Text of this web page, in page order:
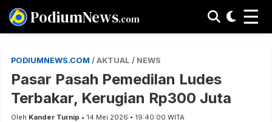
PodiumNews.com ☰
PODIUMNEWS.COM / AKTUAL / NEWS
Pasar Pasah Pemedilan Ludes
Terbakar, Kerugian Rp300 Juta
Oleh Kander Turnip • 14 Mei 2026 • 19:40:00 WITA